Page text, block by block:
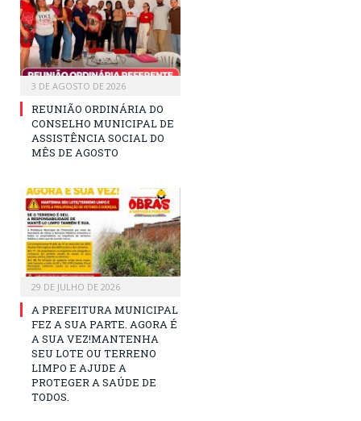
3 DE AGOSTO DE 2026
REUNIÃO ORDINÁRIA DO
CONSELHO MUNICIPAL DE
ASSISTÊNCIA SOCIAL DO
MÊS DE AGOSTO
29 DE JULHO DE 2026
A PREFEITURA MUNICIPAL
FEZ A SUA PARTE. AGORA É
A SUA VEZ!MANTENHA
SEU LOTE OU TERRENO
LIMPO E AJUDE A
PROTEGER A SAÚDE DE
TODOS.